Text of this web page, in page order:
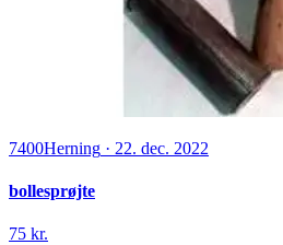
7400Herning · 22. dec. 2022
bollesprøjte
75 kr.